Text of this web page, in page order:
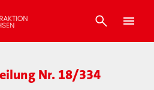
Nr. 18/334